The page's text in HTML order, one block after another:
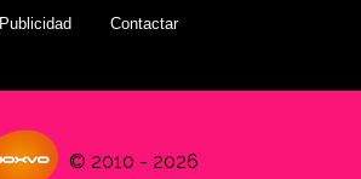
Publicidad Contactar
© 2010 - 2026